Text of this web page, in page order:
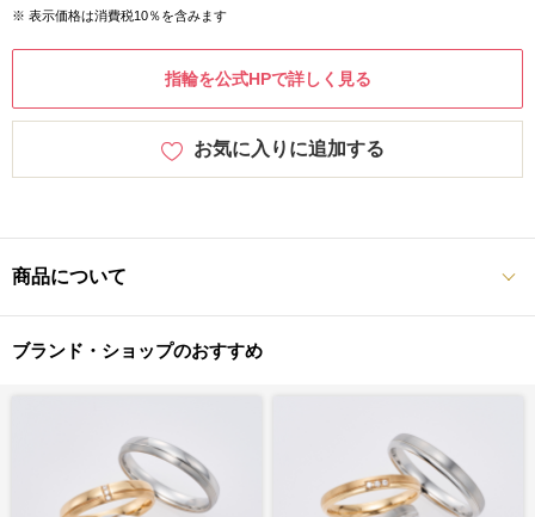
※ 表示価格は消費税10％を含みます
指輪を公式HPで詳しく見る
お気に入りに追加する
商品について
ブランド・ショップのおすすめ